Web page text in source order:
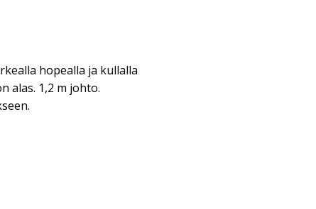
hopealla ja kullalla
alas. 1,2 m johto.